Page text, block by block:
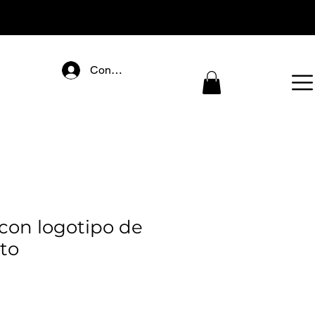
Connectez-vous
logotipo de